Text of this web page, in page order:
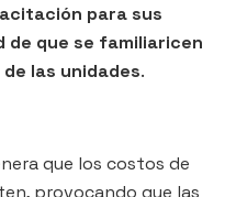
para sus
de que se familiaricen
las unidades.
que los costos de
provocando que las